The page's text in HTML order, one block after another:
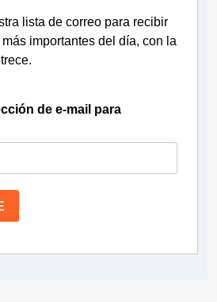
lista de correo para recibir
importantes del día, con la
de e-mail para